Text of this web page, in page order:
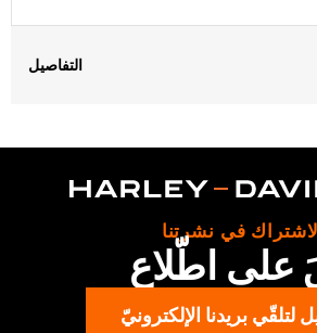
التفاصيل
Collection:Dickies x Harley-Davidson
WARRANTY:2 year limited warranty – Go
for full details
في نشرتنا
على اطّلاع
لتلقّي بريدنا الإلكترونيّ